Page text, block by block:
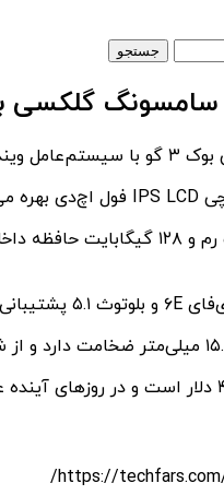
گلکسی بوک ۳ گو
۲ گو شده است.